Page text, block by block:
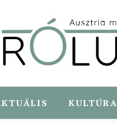
KULTÚRA